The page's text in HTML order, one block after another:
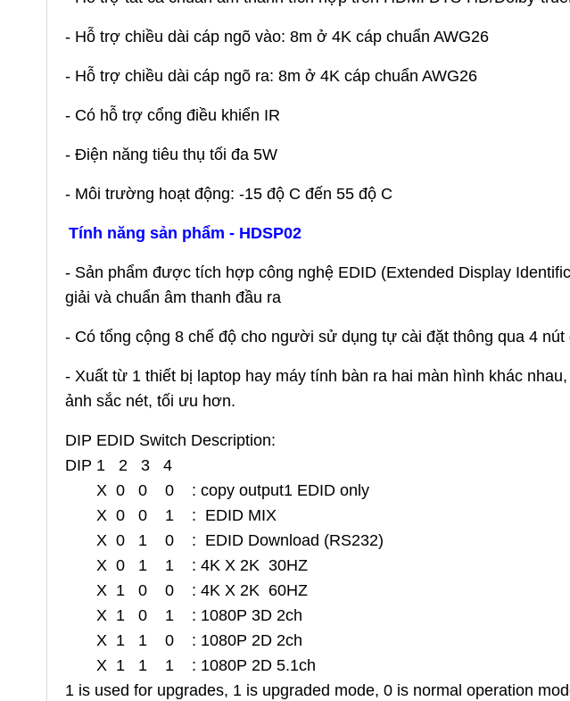
- Hỗ trợ chiều dài cáp ngõ vào: 8m ở 4K cáp chuẩn AWG26
- Hỗ trợ chiều dài cáp ngõ ra: 8m ở 4K cáp chuẩn AWG26
- Có hỗ trợ cổng điều khiển IR
- Điện năng tiêu thụ tối đa 5W
- Môi trường hoạt động: -15 độ C đến 55 độ C
Tính năng sản phẩm - HDSP02
- Sản phẩm được tích hợp công nghệ EDID (Extended Display
giải và chuẩn âm thanh đầu ra
- Có tổng cộng 8 chế độ cho người sử dụng tự cài đặt thông qua 4
- Xuất từ 1 thiết bị laptop hay máy tính bàn ra hai màn hình khác
ảnh sắc nét, tối ưu hơn.
DIP EDID Switch Description:
DIP 1 2 3 4
X 0 0 0 : copy output1 EDID only
X 0 0 1 : EDID MIX
X 0 1 0 : EDID Download (RS232)
X 0 1 1 : 4K X 2K 30HZ
X 1 0 0 : 4K X 2K 60HZ
X 1 0 1 : 1080P 3D 2ch
X 1 1 0 : 1080P 2D 2ch
X 1 1 1 : 1080P 2D 5.1ch
1 is used for upgrades, 1 is upgraded mode, 0 is normal operation